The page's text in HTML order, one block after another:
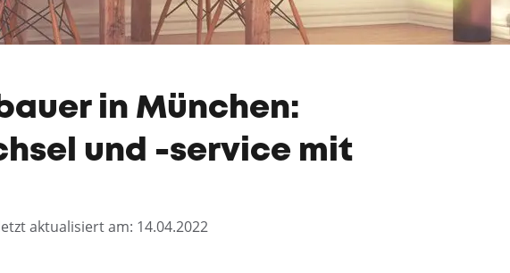
in München:
und -service mit
aktualisiert am: 14.04.2022